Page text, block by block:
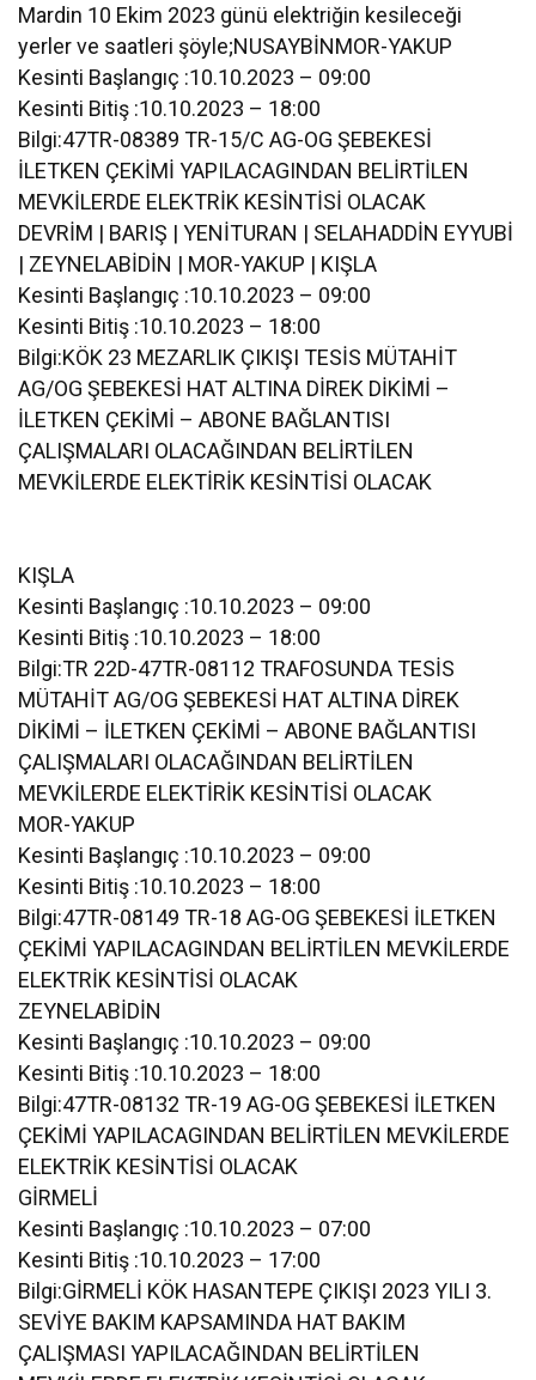
Mardin 10 Ekim 2023 günü elektriğin kesileceği
yerler ve saatleri şöyle;NUSAYBİNMOR-YAKUP
Kesinti Başlangıç :10.10.2023 – 09:00
Kesinti Bitiş :10.10.2023 – 18:00
Bilgi:47TR-08389 TR-15/C AG-OG ŞEBEKESİ
İLETKEN ÇEKİMİ YAPILACAGINDAN BELİRTİLEN
MEVKİLERDE ELEKTRİK KESİNTİSİ OLACAK
DEVRİM | BARIŞ | YENİTURAN | SELAHADDİN EYYUBİ
| ZEYNELABİDİN | MOR-YAKUP | KIŞLA
Kesinti Başlangıç :10.10.2023 – 09:00
Kesinti Bitiş :10.10.2023 – 18:00
Bilgi:KÖK 23 MEZARLIK ÇIKIŞI TESİS MÜTAHİT
AG/OG ŞEBEKESİ HAT ALTINA DİREK DİKİMİ –
İLETKEN ÇEKİMİ – ABONE BAĞLANTISI
ÇALIŞMALARI OLACAĞINDAN BELİRTİLEN
MEVKİLERDE ELEKTİRİK KESİNTİSİ OLACAK
KIŞLA
Kesinti Başlangıç :10.10.2023 – 09:00
Kesinti Bitiş :10.10.2023 – 18:00
Bilgi:TR 22D-47TR-08112 TRAFOSUNDA TESİS
MÜTAHİT AG/OG ŞEBEKESİ HAT ALTINA DİREK
DİKİMİ – İLETKEN ÇEKİMİ – ABONE BAĞLANTISI
ÇALIŞMALARI OLACAĞINDAN BELİRTİLEN
MEVKİLERDE ELEKTİRİK KESİNTİSİ OLACAK
MOR-YAKUP
Kesinti Başlangıç :10.10.2023 – 09:00
Kesinti Bitiş :10.10.2023 – 18:00
Bilgi:47TR-08149 TR-18 AG-OG ŞEBEKESİ İLETKEN
ÇEKİMİ YAPILACAGINDAN BELİRTİLEN MEVKİLERDE
ELEKTRİK KESİNTİSİ OLACAK
ZEYNELABİDİN
Kesinti Başlangıç :10.10.2023 – 09:00
Kesinti Bitiş :10.10.2023 – 18:00
Bilgi:47TR-08132 TR-19 AG-OG ŞEBEKESİ İLETKEN
ÇEKİMİ YAPILACAGINDAN BELİRTİLEN MEVKİLERDE
ELEKTRİK KESİNTİSİ OLACAK
GİRMELİ
Kesinti Başlangıç :10.10.2023 – 07:00
Kesinti Bitiş :10.10.2023 – 17:00
Bilgi:GİRMELİ KÖK HASANTEPE ÇIKIŞI 2023 YILI 3.
SEVİYE BAKIM KAPSAMINDA HAT BAKIM
ÇALIŞMASI YAPILACAĞINDAN BELİRTİLEN